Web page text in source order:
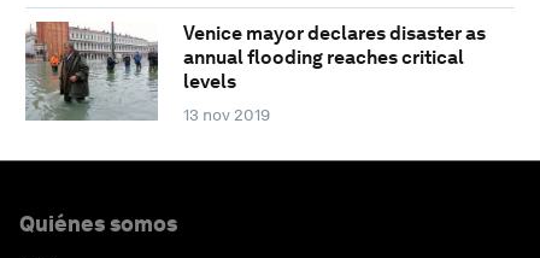
Venice mayor declares disaster as
annual flooding reaches critical
levels
13 nov 2019
Quiénes somos